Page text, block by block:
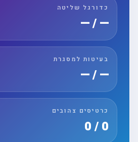
כדורגל שליטה
— / —
בעיטות למסגרת
— / —
כרטיסים צהובים